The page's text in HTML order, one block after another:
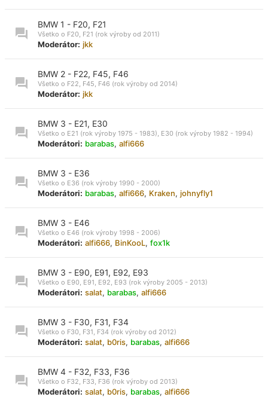
BMW 1 - F20, F21
Všetko o F20, F21 (rok výroby od 2011)
Moderátor: jkk
BMW 2 - F22, F45, F46
Všetko o F22, F45, F46 (rok výroby od 2014)
Moderátor: jkk
BMW 3 - E21, E30
Všetko o E21 (rok výroby 1975 - 1983), E30 (rok výroby 1982 - 1994)
Moderátori: barabas, alfi666
BMW 3 - E36
Všetko o E36 (rok výroby 1990 - 2000)
Moderátori: barabas, alfi666, Kraken, johnyfly1
BMW 3 - E46
Všetko o E46 (rok výroby 1998 - 2006)
Moderátori: alfi666, BinKooL, fox1k
BMW 3 - E90, E91, E92, E93
Všetko o E90, E91, E92, E93 (rok výroby 2005 - 2013)
Moderátori: salat, barabas, alfi666
BMW 3 - F30, F31, F34
Všetko o F30, F31, F34 (rok výroby od 2012)
Moderátori: salat, b0ris, barabas, alfi666
BMW 4 - F32, F33, F36
Všetko o F32, F33, F36 (rok výroby od 2013)
Moderátori: salat, b0ris, barabas, alfi666